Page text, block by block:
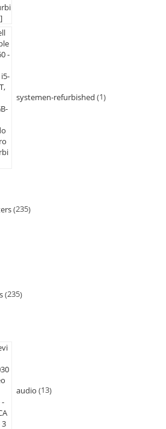
systemen-refurbished 1
235
235
audio 13